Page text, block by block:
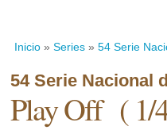
Inicio » Series » 54 Serie
54 Serie Nacional
Play Off ( 1/